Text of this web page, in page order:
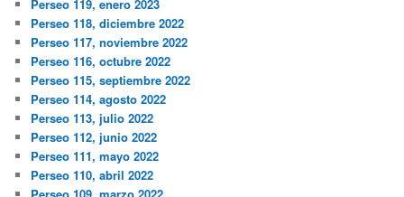
Perseo 119, enero 2023
Perseo 118, diciembre 2022
Perseo 117, noviembre 2022
Perseo 116, octubre 2022
Perseo 115, septiembre 2022
Perseo 114, agosto 2022
Perseo 113, julio 2022
Perseo 112, junio 2022
Perseo 111, mayo 2022
Perseo 110, abril 2022